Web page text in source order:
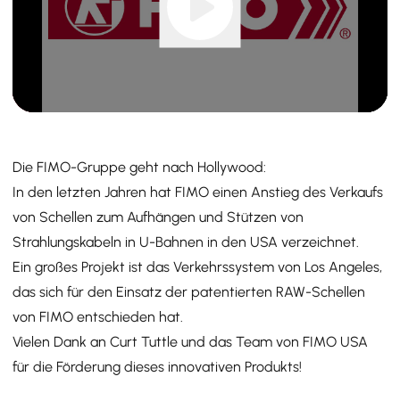
Die FIMO-Gruppe geht nach Hollywood:
In den letzten Jahren hat FIMO einen Anstieg des Verkaufs
von Schellen zum Aufhängen und Stützen von
Strahlungskabeln in U-Bahnen in den USA verzeichnet.
Ein großes Projekt ist das Verkehrssystem von Los Angeles,
das sich für den Einsatz der patentierten RAW-Schellen
von FIMO entschieden hat.
Vielen Dank an Curt Tuttle und das Team von FIMO USA
für die Förderung dieses innovativen Produkts!